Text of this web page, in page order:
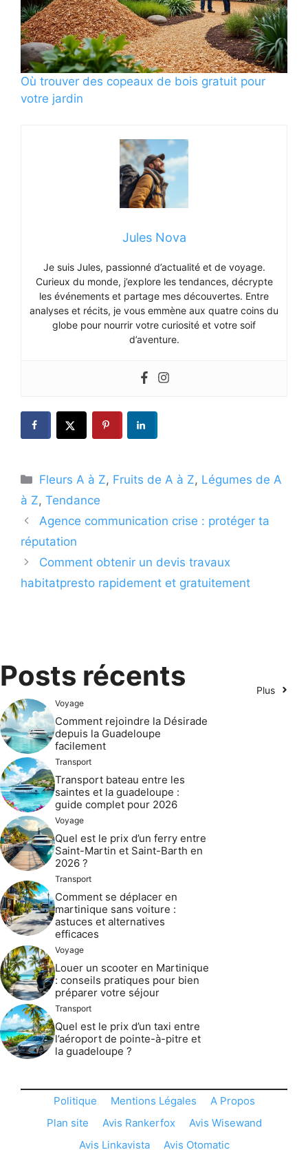
Où trouver des copeaux de bois gratuit pour
votre jardin
Jules Nova
Je suis Jules, passionné d’actualité et de voyage.
Curieux du monde, j’explore les tendances, décrypte
les événements et partage mes découvertes. Entre
analyses et récits, je vous emmène aux quatre coins du
globe pour nourrir votre curiosité et votre soif
d’aventure.
Catégories
Fleurs A à Z, Fruits de A à Z, Légumes de A
à Z, Tendance
Agence communication crise : protéger ta
réputation
Comment obtenir un devis travaux
habitatpresto rapidement et gratuitement
Posts récents Plus
Voyage
Comment rejoindre la Désirade
depuis la Guadeloupe
facilement
Transport
Transport bateau entre les
saintes et la guadeloupe :
guide complet pour 2026
Voyage
Quel est le prix d’un ferry entre
Saint-Martin et Saint-Barth en
2026 ?
Transport
Comment se déplacer en
martinique sans voiture :
astuces et alternatives
efficaces
Voyage
Louer un scooter en Martinique
: conseils pratiques pour bien
préparer votre séjour
Transport
Quel est le prix d’un taxi entre
l’aéroport de pointe-à-pitre et
la guadeloupe ?
Politique Mentions Légales
A Propos
Plan site
Avis Rankerfox
Avis Wisewand
Avis Linkavista
Avis Otomatic